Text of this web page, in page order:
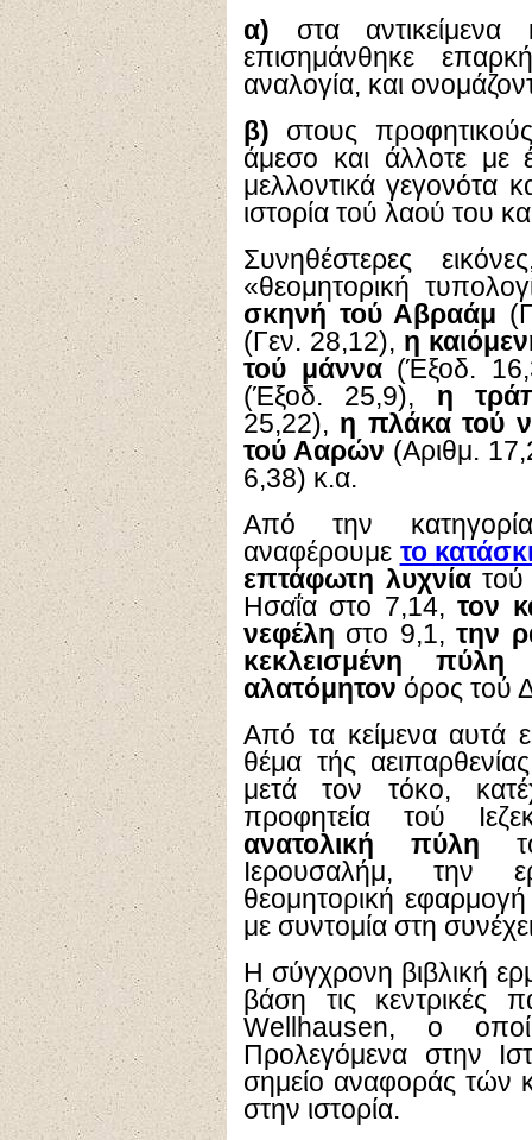
α) στα
επισημάνθηκε
αναλογία, και
β) στους
άμεσο και άλλοτε με
μελλοντικά γεγονότα
ιστορία τού λαού του
Συνηθέστερες
«θεομητορική
σκηνή τού Αβραάμ
(Γεν. 28,12), η
τού μάννα(Έξοδ.
(Έξοδ. 25,9), η
25,22), η πλάκα τού
τού Ααρών (Αριθμ.
6,38) κ.α.
Από την
αναφέρουμε το
επτάφωτη λυχνίατού
Ησαΐα στο 7,14,τον
νεφέλη στο 9,1,την
κεκλεισμένη πύλη
αλατόμητον όρος τού
Από τα κείμενα αυτά
θέμα τής
μετά τον τόκο,
προφητεία τού
ανατολική πύλη
Ιερουσαλήμ, την
θεομητορική
με συντομία στη
Η σύγχρονη βιβλική
βάση τις κεντρικές
Wellhausen, ο
Προλεγόμενα στην
σημείο αναφοράς τών
στην ιστορία.